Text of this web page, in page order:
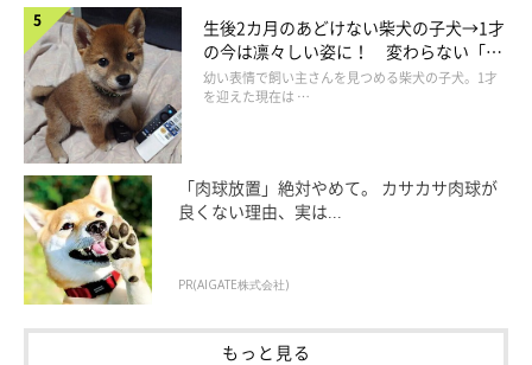
生後2カ月のあどけない柴犬の子犬→1才
の今は凛々しい姿に！ 変わらない「く
りくりおめめ」にもほっこり
幼い表情で飼い主さんを見つめる柴犬の子犬。1才
を迎えた現在は …
「肉球放置」絶対やめて。 カサカサ肉球が
良くない理由、実は...
PR(AIGATE株式会社)
もっと見る